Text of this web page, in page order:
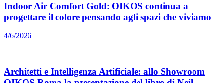
Indoor Air Comfort Gold: OIKOS continua a
progettare il colore pensando agli spazi che viviamo
4/6/2026
Architetti e Intelligenza Artificiale: allo Showroom